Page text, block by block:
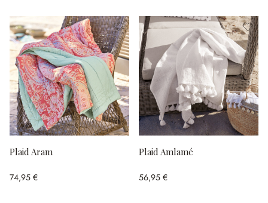
Plaid Aram
74,95 €
Plaid Amlamé
56,95 €